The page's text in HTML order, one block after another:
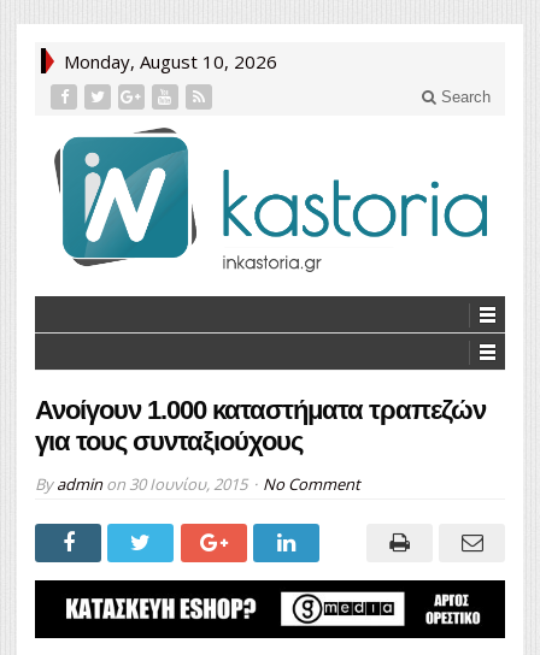
Monday, August 10, 2026
Search
Ανοίγουν 1.000 καταστήματα τραπεζών
για τους συνταξιούχους
Byadminon 30 Ιουνίου, 2015 No Comment